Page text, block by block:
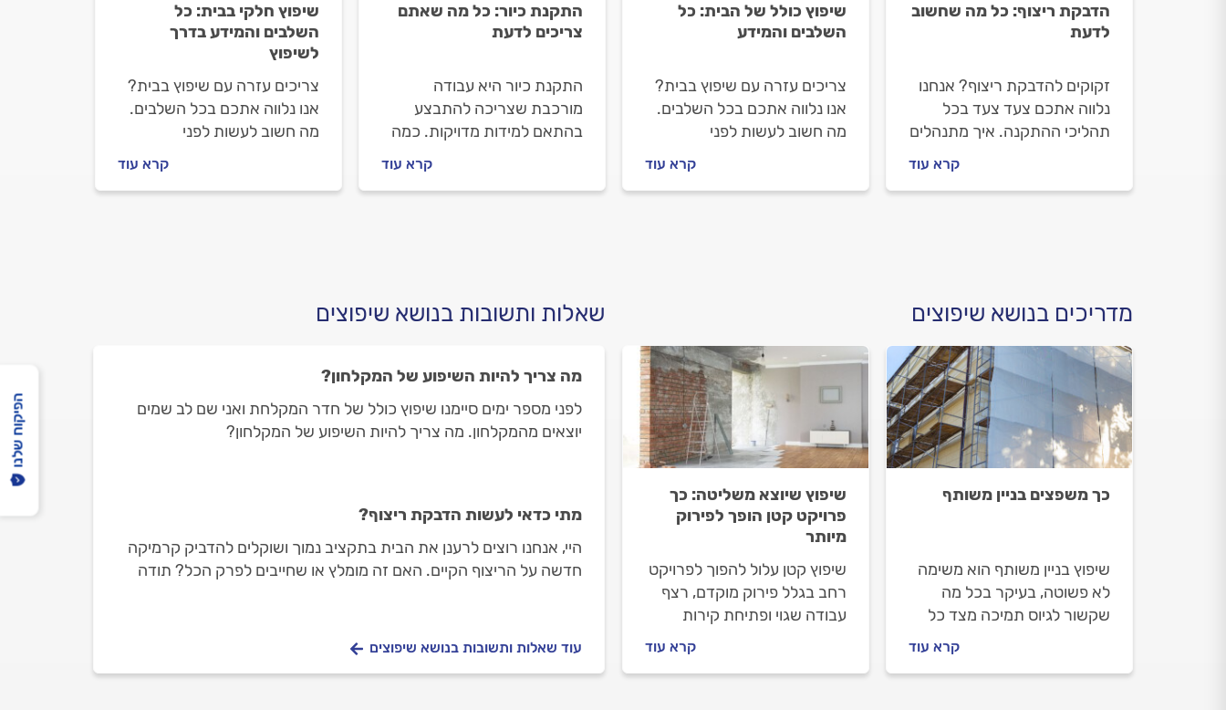
הדבקת ריצוף: כל מה שחשוב
לדעת
זקוקים להדבקת ריצוף? אנחנו
נלווה אתכם צעד צעד בכל
תהליכי ההתקנה. איך מתנהלים
ובמהלכה וכמה עולה הדבקת
ריצוף? כל התשובות בפנים.
קרא עוד
שיפוץ כולל של הבית: כל
השלבים והמידע
צריכים עזרה עם שיפוץ בבית?
אנו נלווה אתכם בכל השלבים.
מה חשוב לעשות לפני
לבדוק מולו וכמה עולה שיפוץ
כללי של הבית? כל מה שחשוב
קרא עוד
התקנת כיור: כל מה שאתם
צריכים לדעת
התקנת כיור היא עבודה
מורכבת שצריכה להתבצע
בהתאם למידות מדויקות. כמה
האינסטלטור? כל התשובות
קרא עוד
שיפוץ חלקי בבית: כל
השלבים והמידע בדרך
לשיפוץ
צריכים עזרה עם שיפוץ בבית?
אנו נלווה אתכם בכל השלבים.
מה חשוב לעשות לפני
לבדוק מולו וכמה עולה שיפוץ
חלקי בבית? כל מה שחשוב
קרא עוד
מדריכים בנושא שיפוצים
כך משפצים בניין משותף
שיפוץ בניין משותף הוא משימה
לא פשוטה, בעיקר בכל מה
שקשור לגיוס תמיכה מצד כל
בחששות רבים - לכיס, לאיכות
החיים וכו'. איך עושים את זה
קרא עוד
שיפוץ שיוצא משליטה: כך
פרויקט קטן הופך לפירוק
מיותר
שיפוץ קטן עלול להפוך לפרויקט
רחב בגלל פירוק מוקדם, רצף
עבודה שגוי ופתיחת קירות
הכשל שעולות ביוקר ואיך
לעצור הרס מיותר בזמן.
קרא עוד
שאלות ותשובות בנושא שיפוצים
מה צריך להיות השיפוע של המקלחון?
לפני מספר ימים סיימנו שיפוץ כולל של חדר המקלחת ואני שם לב שמים
יוצאים מהמקלחון. מה צריך להיות השיפוע של המקלחון?
מתי כדאי לעשות הדבקת ריצוף?
היי, אנחנו רוצים לרענן את הבית בתקציב נמוך ושוקלים להדביק קרמיקה
חדשה על הריצוף הקיים. האם זה מומלץ או שחייבים לפרק הכל? תודה
עוד שאלות ותשובות בנושא שיפוצים
הפיקוח שלנו